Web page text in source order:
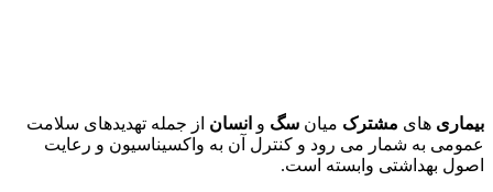
بیماری های مشترک میان سگ و انسان از جمله تهدیدهای سلامت
عمومی به‌ شمار می‌ رود و کنترل آن به واکسیناسیون و رعایت
اصول بهداشتی وابسته است.